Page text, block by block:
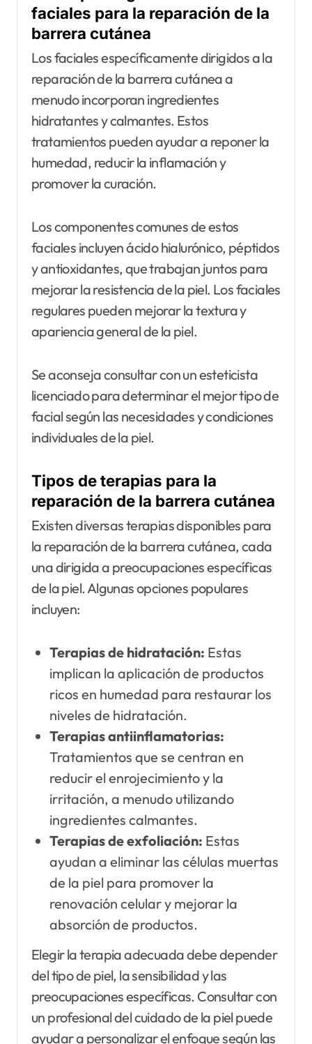
faciales para la reparación de la
barrera cutánea
Los faciales específicamente dirigidos a la
reparación de la barrera cutánea a
menudo incorporan ingredientes
hidratantes y calmantes. Estos
tratamientos pueden ayudar a reponer la
humedad, reducir la inflamación y
promover la curación.
Los componentes comunes de estos
faciales incluyen ácido hialurónico, péptidos
y antioxidantes, que trabajan juntos para
mejorar la resistencia de la piel. Los faciales
regulares pueden mejorar la textura y
apariencia general de la piel.
Se aconseja consultar con un esteticista
licenciado para determinar el mejor tipo de
facial según las necesidades y condiciones
individuales de la piel.
Tipos de terapias para la
reparación de la barrera cutánea
Existen diversas terapias disponibles para
la reparación de la barrera cutánea, cada
una dirigida a preocupaciones específicas
de la piel. Algunas opciones populares
incluyen:
Terapias de hidratación: Estas
implican la aplicación de productos
ricos en humedad para restaurar los
niveles de hidratación.
Terapias antiinflamatorias:
Tratamientos que se centran en
reducir el enrojecimiento y la
irritación, a menudo utilizando
ingredientes calmantes.
Terapias de exfoliación: Estas
ayudan a eliminar las células muertas
de la piel para promover la
renovación celular y mejorar la
absorción de productos.
Elegir la terapia adecuada debe depender
del tipo de piel, la sensibilidad y las
preocupaciones específicas. Consultar con
un profesional del cuidado de la piel puede
ayudar a personalizar el enfoque según las